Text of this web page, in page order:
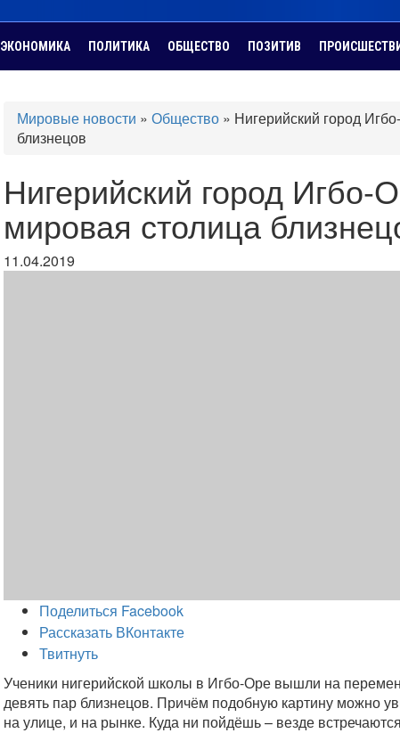
ЭКОНОМИКА ПОЛИТИКА ОБЩЕСТВО ПОЗИТИВ
Мировые новости » Общество » Нигерийский город
близнецов
Нигерийский город Игбо-
мировая столица
11.04.2019
Поделиться Facebook
Рассказать ВКонтакте
Твитнуть
Ученики нигерийской школы в Игбо-Оре вышли на
девять пар близнецов. Причём подобную картину можно
на улице, и на рынке. Куда ни пойдёшь – везде